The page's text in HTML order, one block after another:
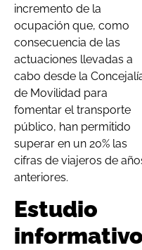
incremento de la
ocupación que, como
consecuencia de las
actuaciones llevadas a
cabo desde la
de Movilidad para
fomentar el transporte
público, han permitido
superar en un 20% las
cifras de viajeros de
anteriores.
Estudio
informativo